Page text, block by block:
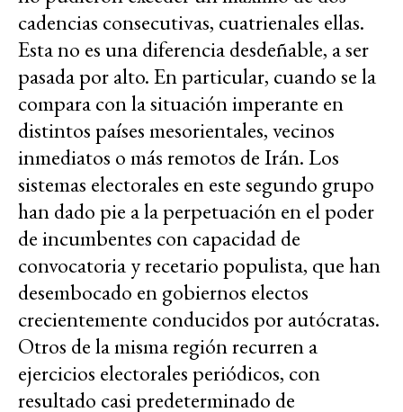
cadencias consecutivas, cuatrienales ellas.
Esta no es una diferencia desdeñable, a ser
pasada por alto. En particular, cuando se la
compara con la situación imperante en
distintos países mesorientales, vecinos
inmediatos o más remotos de Irán. Los
sistemas electorales en este segundo grupo
han dado pie a la perpetuación en el poder
de incumbentes con capacidad de
convocatoria y recetario populista, que han
desembocado en gobiernos electos
crecientemente conducidos por autócratas.
Otros de la misma región recurren a
ejercicios electorales periódicos, con
resultado casi predeterminado de